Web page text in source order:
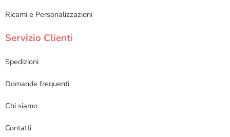
Ricami e Personalizzazioni
Servizio Clienti
Spedizioni
Domande frequenti
Chi siamo
Contatti